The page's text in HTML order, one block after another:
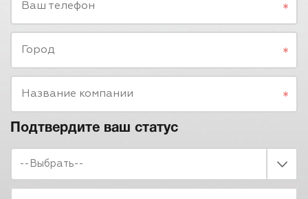
Ваш телефон
Город
Название компании
Подтвердите ваш статус
--Выбрать--